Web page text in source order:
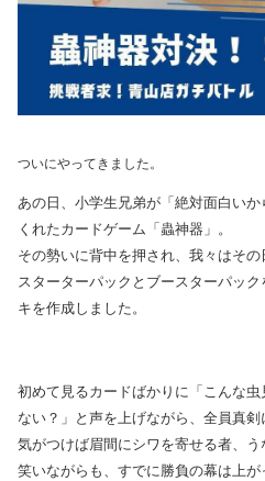
ついにやってきました。
あの日、小学生兄弟が「絶対面白い
くれたカードゲーム「蟲神器」。
その勢いに背中を押され、我々はその
スターターパックとブースターパッ
キを作成しました。
初めて見るカードばかりに「こんな
ない？」と声を上げながら、全員真剣
気がつけば眉間にシワを寄せる者、う
笑いながらも、すでに勝負の幕は上が